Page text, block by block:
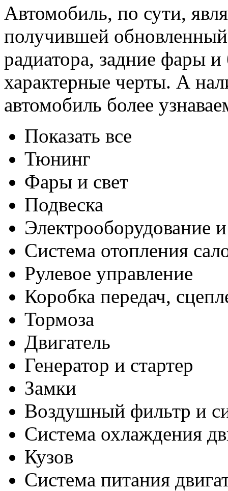
Автомобиль, по сути,
получившей
радиатора, задние фары
характерные черты. А
автомобиль более
Показать все
Тюнинг
Фары и свет
Подвеска
Электрооборудование
Система отопления
Рулевое управление
Коробка передач,
Тормоза
Двигатель
Генератор и стартер
Замки
Воздушный фильтр и
Система охлаждения
Кузов
Система питания